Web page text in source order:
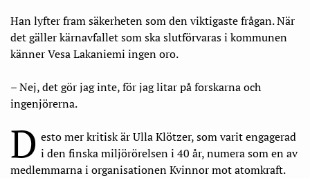
Han lyfter fram säkerheten som den viktigaste frågan. När
det gäller kärnavfallet som ska slutförvaras i kommunen
känner Vesa Lakaniemi ingen oro.
– Nej, det gör jag inte, för jag litar på forskarna och
ingenjörerna.
D esto mer kritisk är Ulla Klötzer, som varit engagerad
i den finska miljörörelsen i 40 år, numera som en av
medlemmarna i organisationen Kvinnor mot atomkraft.